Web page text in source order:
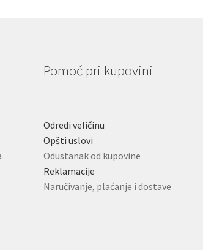
Pomoć pri kupovini
Odredi veličinu
Opšti uslovi
Odustanak od kupovine
Reklamacije
Naručivanje, plaćanje i dostave